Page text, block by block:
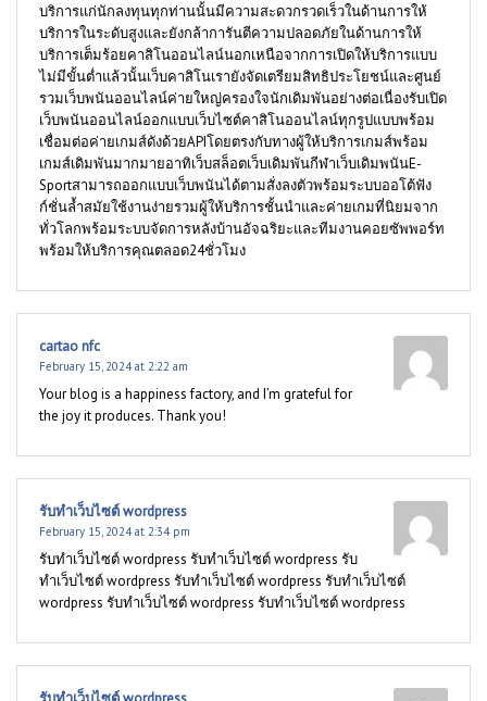
บริการแก่นักลงทุนทุกท่านนั้นมีความสะดวกรวดเร็วในด้านการให้
บริการในระดับสูงและยังกล้าการันตีความปลอดภัยในด้านการให้
บริการเต็มร้อยคาสิโนออนไลน์นอกเหนือจากการเปิดให้บริการแบบ
ไม่มีขั้นต่ำแล้วนั้นเว็บคาสิโนเรายังจัดเตรียมสิทธิประโยชน์และศูนย์
รวมเว็บพนันออนไลน์ค่ายใหญ่ครองใจนักเดิมพันอย่างต่อเนื่องรับเปิด
เว็บพนันออนไลน์ออกแบบเว็บไซต์คาสิโนออนไลน์ทุกรูปแบบพร้อม
เชื่อมต่อค่ายเกมส์ดังด้วยAPIโดยตรงกับทางผู้ให้บริการเกมส์พร้อม
เกมส์เดิมพันมากมายอาทิเว็บสล็อตเว็บเดิมพันกีฬาเว็บเดิมพนันE-
Sportสามารถออกแบบเว็บพนันได้ตามสั่งลงตัวพร้อมระบบออโต้ฟัง
ก์ชั่นล้ำสมัยใช้งานง่ายรวมผู้ให้บริการชั้นนำและค่ายเกมที่นิยมจาก
ทั่วโลกพร้อมระบบจัดการหลังบ้านอัจฉริยะและทีมงานคอยซัพพอร์ท
พร้อมให้บริการคุณตลอด24ชั่วโมง
cartao nfc
February 15, 2024 at 2:22 am
Your blog is a happiness factory, and I’m grateful for
the joy it produces. Thank you!
รับทำเว็บไซต์ wordpress
February 15, 2024 at 2:34 pm
รับทำเว็บไซต์ wordpress รับทำเว็บไซต์ wordpress รับ
ทำเว็บไซต์ wordpress รับทำเว็บไซต์ wordpress รับทำเว็บไซต์
wordpress รับทำเว็บไซต์ wordpress รับทำเว็บไซต์ wordpress